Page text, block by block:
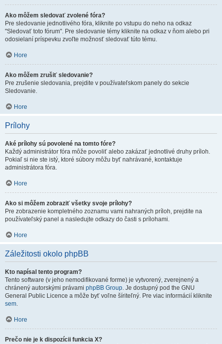
Ako môžem sledovať zvolené fóra?
Pre sledovanie jednotlivého fóra, kliknite po vstupu do neho na odkaz
"Sledovať toto fórum". Pre sledovanie témy kliknite na odkaz v ňom alebo pri
odosielaní príspevku zvoľte možnosť sledovať túto tému.
Hore
Ako môžem zrušiť sledovanie?
Pre zrušenie sledovania, prejdite v používateľskom panely do sekcie
Sledovanie.
Hore
Prílohy
Aké prílohy sú povolené na tomto fóre?
Každý administrátor fóra môže povoliť alebo zakázať jednotlivé druhy príloh.
Pokiaľ si nie ste istý, ktoré súbory môžu byť nahrávané, kontaktuje
administrátora fóra.
Hore
Ako si môžem zobraziť všetky svoje prílohy?
Pre zobrazenie kompletného zoznamu vami nahraných príloh, prejdite na
používateľský panel a nasledujte odkazy do časti s prílohami.
Hore
Záležitosti okolo phpBB
Kto napísal tento program?
Tento software (v jeho nemodifikované forme) je vytvorený, zverejnený a
chránený autorskými právami phpBB Group. Je dostupný pod the GNU
General Public Licence a môže byť voľne šíriteľný. Pre viac informácií kliknite
sem.
Hore
Prečo nie je k dispozícii funkcia X?